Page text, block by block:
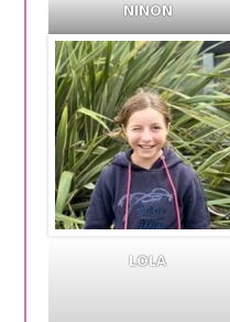
NINON
LOLA